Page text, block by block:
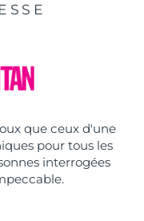
que ceux d'une
pour tous les
interrogées